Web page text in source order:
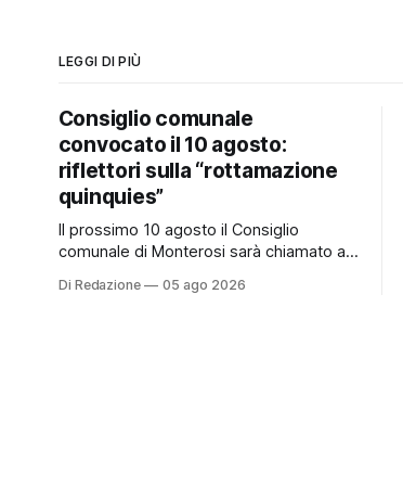
LEGGI DI PIÙ
Consiglio comunale
convocato il 10 agosto:
riflettori sulla “rottamazione
quinquies”
Il prossimo 10 agosto il Consiglio
comunale di Monterosi sarà chiamato a
incidere concretamente sulle tasche di
Di Redazione 05 ago 2026